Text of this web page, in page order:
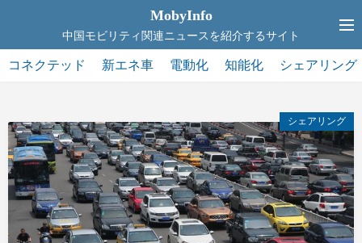
テ
ン
ス
キ
ッ
プ
MobyInfo
中国モビリティ関連ニュースを紹介するサイト
コネクテッド 新エネ車 電動化 知能化 シェアリング
シェアリング